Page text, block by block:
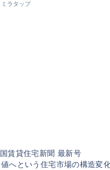
ミラタップ
へという住宅市場の構造変